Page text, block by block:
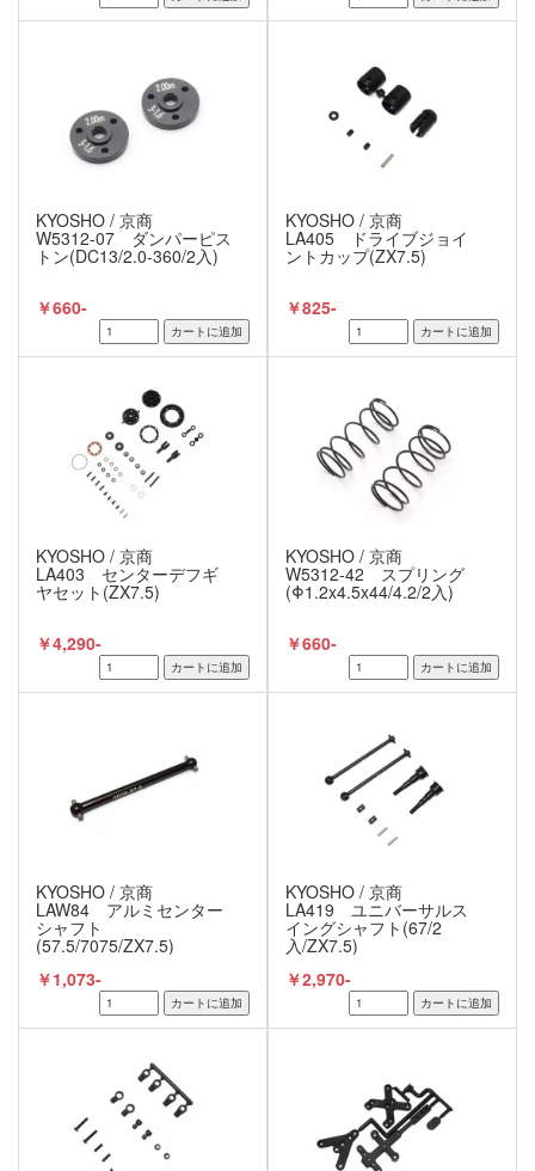
KYOSHO / 京商
W5312-07 ダンパーピス
トン(DC13/2.0-360/2入)
￥660-
KYOSHO / 京商
LA405 ドライブジョイ
ントカップ(ZX7.5)
￥825-
KYOSHO / 京商
LA403 センターデフギ
ヤセット(ZX7.5)
￥4,290-
KYOSHO / 京商
W5312-42 スプリング
(Φ1.2x4.5x44/4.2/2入)
￥660-
KYOSHO / 京商
LAW84 アルミセンター
シャフト
(57.5/7075/ZX7.5)
￥1,073-
KYOSHO / 京商
LA419 ユニバーサルス
イングシャフト(67/2
入/ZX7.5)
￥2,970-